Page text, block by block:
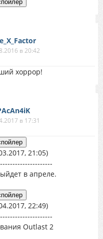
в 20:42
хоррор!
в 17:31
21:05)
в апреле.
22:49)
Outlast 2